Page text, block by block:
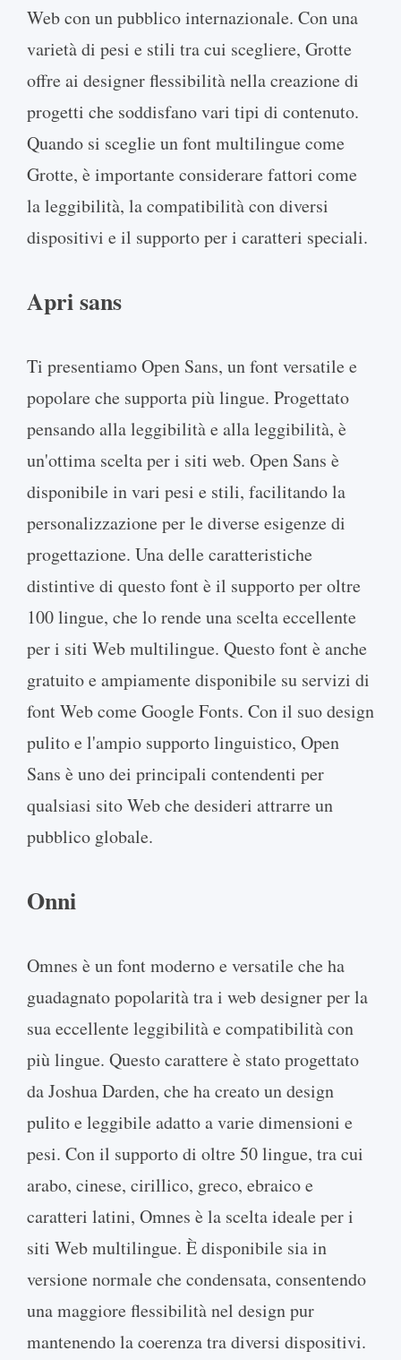
Web con un pubblico internazionale. Con una
varietà di pesi e stili tra cui scegliere, Grotte
offre ai designer flessibilità nella creazione di
progetti che soddisfano vari tipi di contenuto.
Quando si sceglie un font multilingue come
Grotte, è importante considerare fattori come
la leggibilità, la compatibilità con diversi
dispositivi e il supporto per i caratteri speciali.
Apri sans
Ti presentiamo Open Sans, un font versatile e
popolare che supporta più lingue. Progettato
pensando alla leggibilità e alla leggibilità, è
un'ottima scelta per i siti web. Open Sans è
disponibile in vari pesi e stili, facilitando la
personalizzazione per le diverse esigenze di
progettazione. Una delle caratteristiche
distintive di questo font è il supporto per oltre
100 lingue, che lo rende una scelta eccellente
per i siti Web multilingue. Questo font è anche
gratuito e ampiamente disponibile su servizi di
font Web come Google Fonts. Con il suo design
pulito e l'ampio supporto linguistico, Open
Sans è uno dei principali contendenti per
qualsiasi sito Web che desideri attrarre un
pubblico globale.
Onni
Omnes è un font moderno e versatile che ha
guadagnato popolarità tra i web designer per la
sua eccellente leggibilità e compatibilità con
più lingue. Questo carattere è stato progettato
da Joshua Darden, che ha creato un design
pulito e leggibile adatto a varie dimensioni e
pesi. Con il supporto di oltre 50 lingue, tra cui
arabo, cinese, cirillico, greco, ebraico e
caratteri latini, Omnes è la scelta ideale per i
siti Web multilingue. È disponibile sia in
versione normale che condensata, consentendo
una maggiore flessibilità nel design pur
mantenendo la coerenza tra diversi dispositivi.